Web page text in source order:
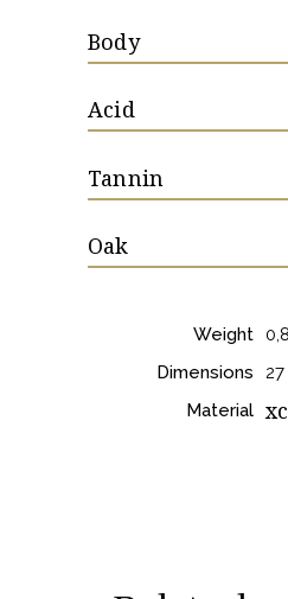
Body
Acid
Tannin
Oak
Weight
Dimensions
Material